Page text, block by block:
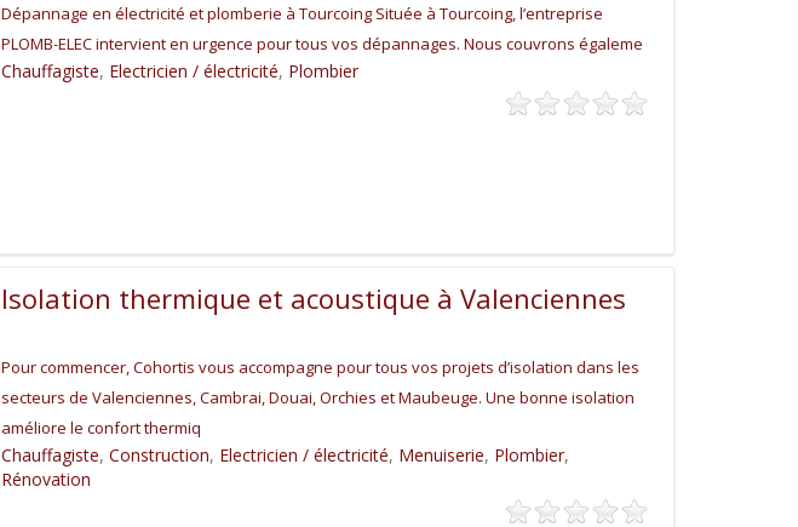
Dépannage en électricité et plomberie à Tourcoing Située à Tourcoing, l’entreprise
PLOMB-ELEC intervient en urgence pour tous vos dépannages. Nous couvrons égaleme
Chauffagiste, Electricien / électricité, Plombier
Isolation thermique et acoustique à Valenciennes
Pour commencer, Cohortis vous accompagne pour tous vos projets d’isolation dans les
secteurs de Valenciennes, Cambrai, Douai, Orchies et Maubeuge. Une bonne isolation
améliore le confort thermiq
Chauffagiste, Construction, Electricien / électricité, Menuiserie, Plombier,
Rénovation